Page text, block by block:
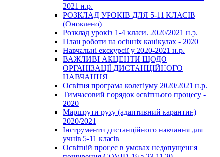
2021 н.р.
РОЗКЛАД УРОКІВ ДЛЯ 5-11 КЛАСІВ
(Оновлено)
Розклад уроків 1-4 класи. 2020/2021 н.р.
План роботи на осінніх канікулах - 2020
Навчальні екскурсії у 2020-2021 н.р.
ВАЖЛИВІ АКЦЕНТИ ЩОДО
ОРГАНІЗАЦІЇ ДИСТАНЦІЙНОГО
НАВЧАННЯ
Освітня програма колегіуму 2020/2021 н.р.
Тимчасовий порядок освітнього процесу -
2020
Маршрути руху (адаптивний карантин)
2020/2021
Інструменти дистанційного навчання для
учнів 5-11 класів
Освітній процес в умовах недопущення